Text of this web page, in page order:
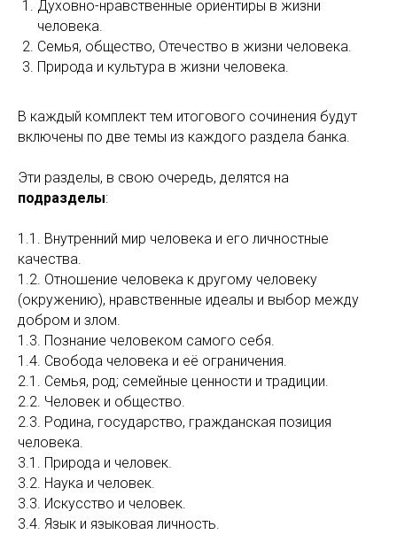
Духовно-нравственные ориентиры в жизни
человека.
Семья, общество, Отечество в жизни человека.
Природа и культура в жизни человека.
В каждый комплект тем итогового сочинения будут
включены по две темы из каждого раздела банка.
Эти разделы, в свою очередь, делятся на
подразделы:
1.1. Внутренний мир человека и его личностные
качества.
1.2. Отношение человека к другому человеку
(окружению), нравственные идеалы и выбор между
добром и злом.
1.3. Познание человеком самого себя.
1.4. Свобода человека и её ограничения.
2.1. Семья, род; семейные ценности и традиции.
2.2. Человек и общество.
2.3. Родина, государство, гражданская позиция
человека.
3.1. Природа и человек.
3.2. Наука и человек.
3.3. Искусство и человек.
3.4. Язык и языковая личность.